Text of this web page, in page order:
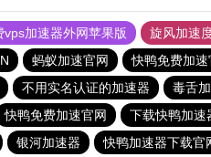
vps加速器外网苹果版 旋风加速
蚂蚁加速官网 快鸭免费加速
不用实名认证的加速器 毒舌
快鸭免费加速官网 下载快鸭加速
银河加速器 快鸭加速器下载官